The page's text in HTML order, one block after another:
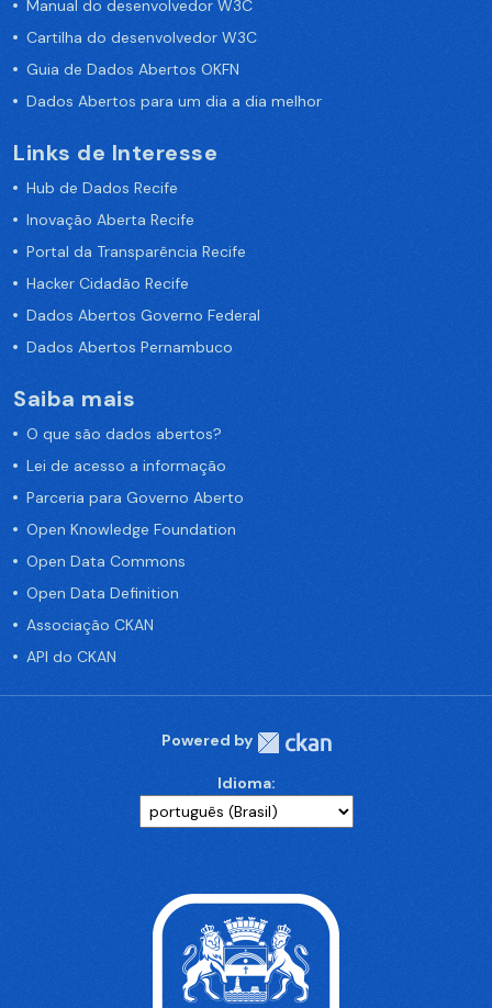
Manual do desenvolvedor W3C
Cartilha do desenvolvedor W3C
Guia de Dados Abertos OKFN
Dados Abertos para um dia a dia melhor
Links de Interesse
Hub de Dados Recife
Inovação Aberta Recife
Portal da Transparência Recife
Hacker Cidadão Recife
Dados Abertos Governo Federal
Dados Abertos Pernambuco
Saiba mais
O que são dados abertos?
Lei de acesso a informação
Parceria para Governo Aberto
Open Knowledge Foundation
Open Data Commons
Open Data Definition
Associação CKAN
API do CKAN
Powered by
Idioma